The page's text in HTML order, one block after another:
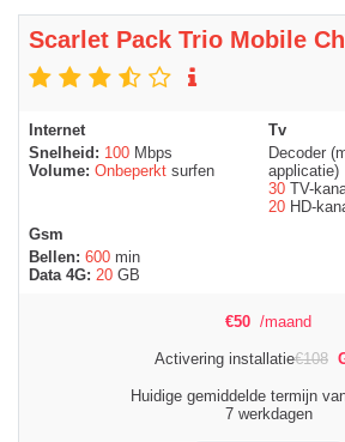
Scarlet Pack Trio Mobile
Internet
Snelheid: 100 Mbps
Volume: Onbeperkt surfen
Tv
Decoder
applicatie)
30 TV-
20 HD-
Gsm
Bellen: 600 min
Data 4G: 20 GB
€50 /maand
Activering installatie€108
Huidige gemiddelde termijn
7 werkdagen